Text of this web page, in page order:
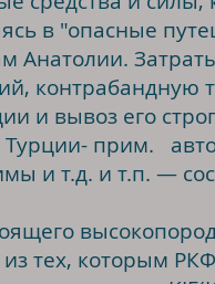
в "опасные
Анатолии.
контрабандную
и вывоз его
Турции- прим.
и т.д. и т.п. —
из тех, которым